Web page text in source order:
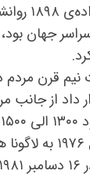
سراسر جهان
قرن مردم